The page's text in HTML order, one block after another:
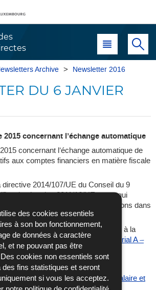
des cookies essentiels
à son bon fonctionnement,
de données à caractère
et ne pouvant pas être
cookies non essentiels sont
des fins statistiques et seront
si vous les acceptez.
notre politique de confidentialité
Menu principal
Archive Newsletter 2016
DU 6 JANVIER
2015 concernant l’échange automatique
concernant l’échange automatique de
aux comptes financiers en matière fiscale
2014/107/UE du Conseil du 9
la directive 2011/16/UE en ce qui
et obligatoire d’informations dans
modifiée du 29 mars 2013 relative à la
dans le domaine fiscal (
Mémorial A –
2015, page 5968 ).
des extraits de compte salaire et